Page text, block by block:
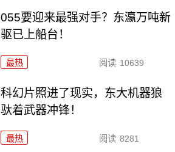
055要迎来最强对手？东瀛万吨新
驱已上船台！
最热 阅读 10639
科幻片照进了现实，东大机器狼
驮着武器冲锋！
最热 阅读 8281